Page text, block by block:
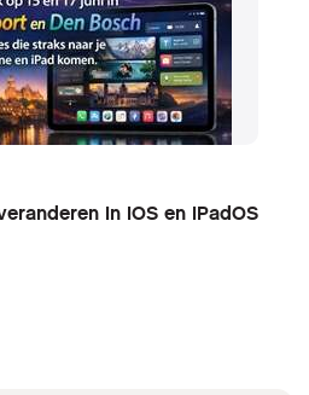
in iOS en iPadOS